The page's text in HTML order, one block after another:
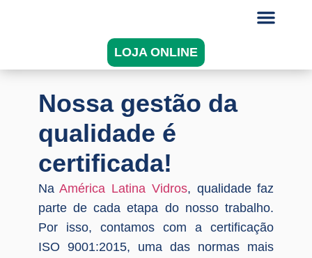
LOJA ONLINE
Nossa gestão da
qualidade é
certificada!
NaAmérica Latina Vidros, qualidade faz
parte de cada etapa do nosso trabalho.
Por isso, contamos com a certificação
ISO 9001:2015, uma das normas mais